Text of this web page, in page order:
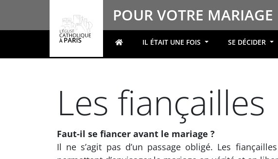
POUR VOTRE MARIAGE
Votre rechercheIL ÉTAIT UNE FOIS SE DÉCIDER
Les fiançailles
Faut-il se fiancer avant le mariage ?
Il ne s’agit pas d’un passage obligé. Les